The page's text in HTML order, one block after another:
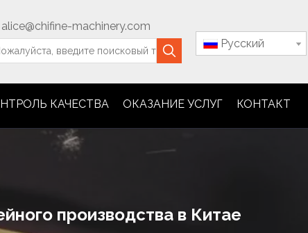
alice@chifine-machinery.com
Pусский
КАЧЕСТВА ОКАЗАНИЕ УСЛУГ КОНТАКТ
производства в Китае